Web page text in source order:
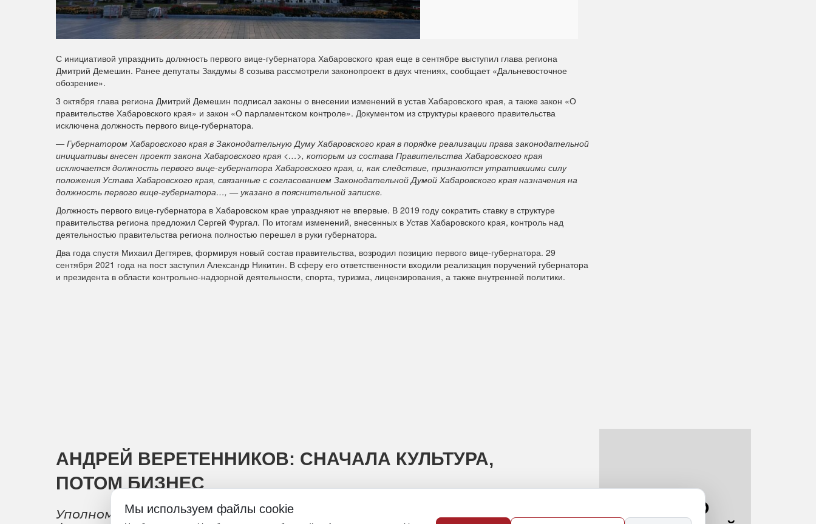
С инициативой упразднить должность первого вице-губернатора Хабаровского края еще в сентябре выступил глава региона
Дмитрий Демешин. Ранее депутаты Закдумы 8 созыва рассмотрели законопроект в двух чтениях, сообщает «Дальневосточное
обозрение».
3 октября глава региона Дмитрий Демешин подписал законы о внесении изменений в устав Хабаровского края, а также закон «О
правительстве Хабаровского края» и закон «О парламентском контроле». Документом из структуры краевого правительства
исключена должность первого вице-губернатора.
— Губернатором Хабаровского края в Законодательную Думу Хабаровского края в порядке реализации права законодательной
инициативы внесен проект закона Хабаровского края <…>, которым из состава Правительства Хабаровского края
исключается должность первого вице-губернатора Хабаровского края, и, как следствие, признаются утратившими силу
положения Устава Хабаровского края, связанные с согласованием Законодательной Думой Хабаровского края назначения на
должность первого вице-губернатора…, — указано в пояснительной записке.
Должность первого вице-губернатора в Хабаровском крае упраздняют не впервые. В 2019 году сократить ставку в структуре
правительства региона предложил Сергей Фургал. По итогам изменений, внесенных в Устав Хабаровского края, контроль над
деятельностью правительства региона полностью перешел в руки губернатора.
Два года спустя Михаил Дегтярев, формируя новый состав правительства, возродил позицию первого вице-губернатора. 29
сентября 2021 года на пост заступил Александр Никитин. В сферу его ответственности входили реализация поручений губернатора
и президента в области контрольно-надзорной деятельности, спорта, туризма, лицензирования, а также внутренней политики.
АНДРЕЙ ВЕРЕТЕННИКОВ: СНАЧАЛА КУЛЬТУРА,
ПОТОМ БИЗНЕС
Уполномоченный по защите прав предпринимателей в Хабаровском крае о
Мы используем файлы cookie